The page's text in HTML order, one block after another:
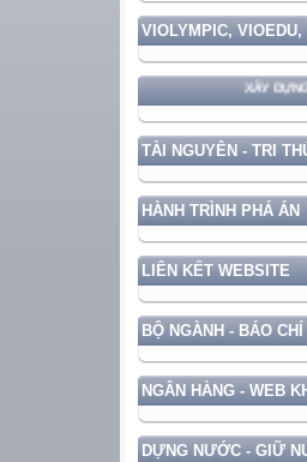
VIOLYMPIC, VIOEDU,
XÂY DỰNG VÀ
TÀI NGUYÊN - TRI
HÀNH TRÌNH PHÁ ÁN
LIÊN KẾT WEBSITE
BỘ NGÀNH - BÁO CHÍ
NGÂN HÀNG - WEB
DỰNG NƯỚC - GIỮ